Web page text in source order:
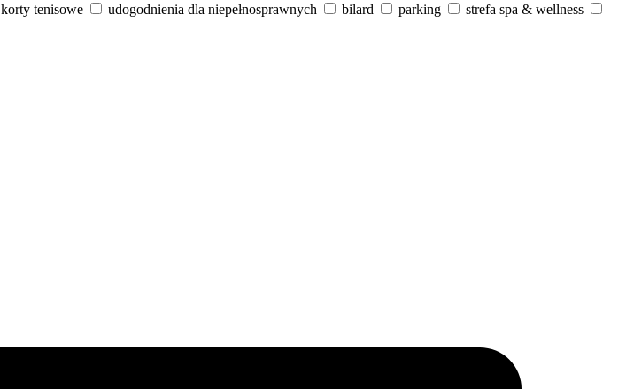
korty tenisowe udogodnienia dla niepełnosprawnych bilard parking
strefa spa & wellness